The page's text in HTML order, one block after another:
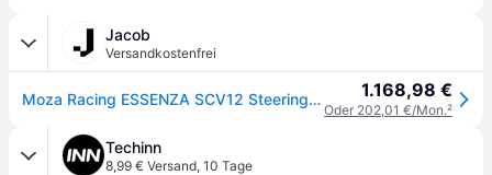
Jacob
Versandkostenfrei
Moza Racing ESSENZA SCV12 Steering Wheel - Lenkrad - Mausrad (RS070) 1.168,98 €
Oder 202,01 €/Mon.²
Techinn
8,99 € Versand, 10 Tage